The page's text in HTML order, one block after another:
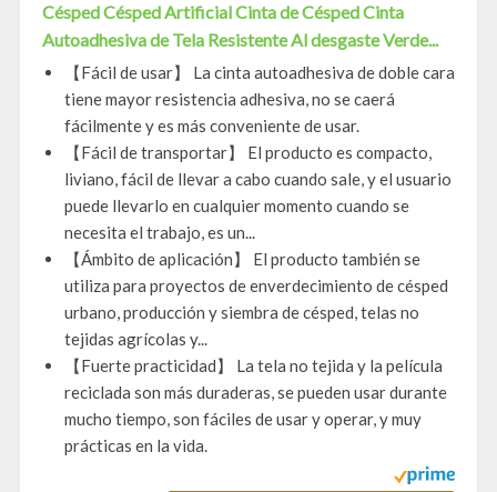
Césped Césped Artificial Cinta de Césped Cinta
Autoadhesiva de Tela Resistente Al desgaste Verde...
【Fácil de usar】 La cinta autoadhesiva de doble cara
tiene mayor resistencia adhesiva, no se caerá
fácilmente y es más conveniente de usar.
【Fácil de transportar】 El producto es compacto,
liviano, fácil de llevar a cabo cuando sale, y el usuario
puede llevarlo en cualquier momento cuando se
necesita el trabajo, es un...
【Ámbito de aplicación】 El producto también se
utiliza para proyectos de enverdecimiento de césped
urbano, producción y siembra de césped, telas no
tejidas agrícolas y...
【Fuerte practicidad】 La tela no tejida y la película
reciclada son más duraderas, se pueden usar durante
mucho tiempo, son fáciles de usar y operar, y muy
prácticas en la vida.